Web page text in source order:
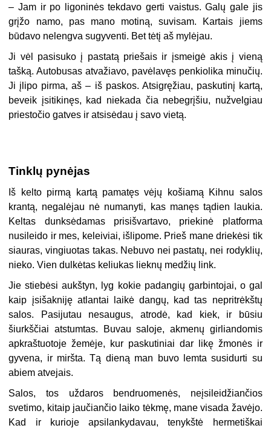
– Jam ir po ligoninės tekdavo gerti vaistus. Galų gale jis
grįžo namo, pas mano motiną, suvisam. Kartais jiems
būdavo nelengva sugyventi. Bet tėtį aš mylėjau.
Ji vėl pasisuko į pastatą priešais ir įsmeigė akis į vieną
tašką. Autobusas atvažiavo, pavėlavęs penkiolika minučių.
Ji įlipo pirma, aš – iš paskos. Atsigręžiau, paskutinį kartą,
beveik įsitikinęs, kad niekada čia nebegrįšiu, nužvelgiau
priestočio gatves ir atsisėdau į savo vietą.
Tinklų pynėjas
Iš kelto pirmą kartą pamatęs vėjų košiamą Kihnu salos
krantą, negalėjau nė numanyti, kas manęs tądien laukia.
Keltas dunksėdamas prisišvartavo, priekinė platforma
nusileido ir mes, keleiviai, išlipome. Prieš mane driekėsi tik
siauras, vingiuotas takas. Nebuvo nei pastatų, nei rodyklių,
nieko. Vien dulkėtas keliukas lieknų medžių link.
Jie stiebėsi aukštyn, lyg kokie padangių garbintojai, o gal
kaip įsišakniję atlantai laikė dangų, kad tas nepritrėkštų
salos. Pasijutau nesaugus, atrodė, kad kiek, ir būsiu
šiurkščiai atstumtas. Buvau saloje, akmenų girliandomis
apkraštuotoje žemėje, kur paskutiniai dar likę žmonės ir
gyvena, ir miršta. Tą dieną man buvo lemta susidurti su
abiem atvejais.
Salos, tos uždaros bendruomenės, neįsileidžiančios
svetimo, kitaip jaučiančio laiko tėkmę, mane visada žavėjo.
Kad ir kurioje apsilankydavau, tenykštė hermetiškai